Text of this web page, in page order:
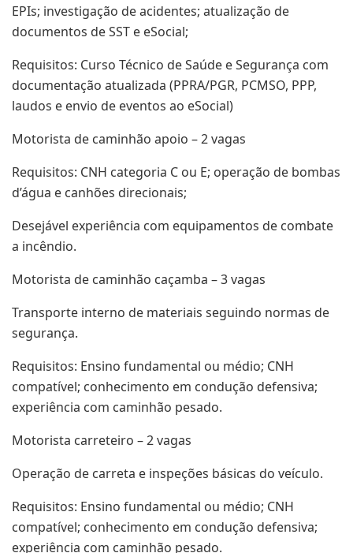
EPIs; investigação de acidentes; atualização de
documentos de SST e eSocial;
Requisitos: Curso Técnico de Saúde e Segurança com
documentação atualizada (PPRA/PGR, PCMSO, PPP,
laudos e envio de eventos ao eSocial)
Motorista de caminhão apoio – 2 vagas
Requisitos: CNH categoria C ou E; operação de bombas
d’água e canhões direcionais;
Desejável experiência com equipamentos de combate
a incêndio.
Motorista de caminhão caçamba – 3 vagas
Transporte interno de materiais seguindo normas de
segurança.
Requisitos: Ensino fundamental ou médio; CNH
compatível; conhecimento em condução defensiva;
experiência com caminhão pesado.
Motorista carreteiro – 2 vagas
Operação de carreta e inspeções básicas do veículo.
Requisitos: Ensino fundamental ou médio; CNH
compatível; conhecimento em condução defensiva;
experiência com caminhão pesado.